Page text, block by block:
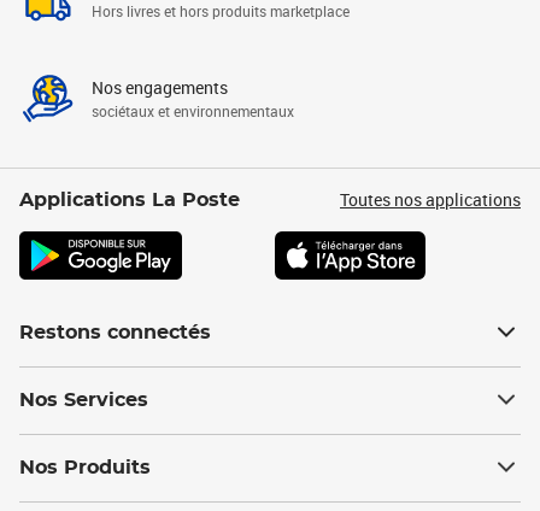
Hors livres et hors produits marketplace
Nos engagements
sociétaux et environnementaux
Applications La Poste Toutes nos applications
Restons connectés
Nos Services
Nos Produits